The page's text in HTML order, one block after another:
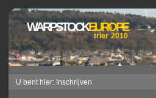
WARPSTOCKEUROPE
trier 2010
U bent hier: Inschrijven